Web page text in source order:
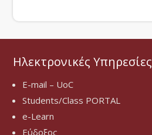
Ηλεκτρονικές Υπηρεσίες
E-mail – UoC
Students/Class PORTAL
e-Learn
Εύδοξος